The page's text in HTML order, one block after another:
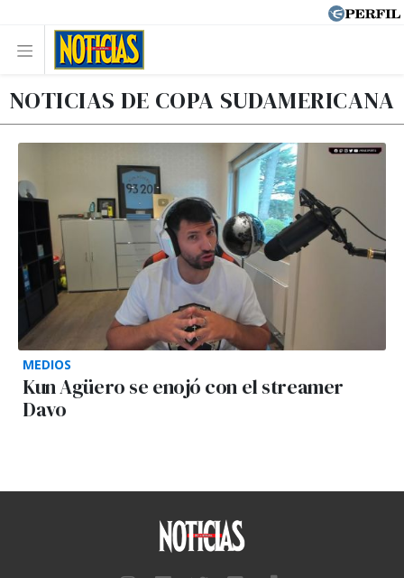
NOTICIAS DE COPA SUDAMERICANA
MEDIOS
Kun Agüero se enojó con el streamer
Davo